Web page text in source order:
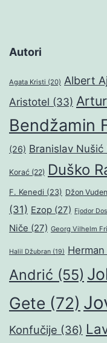
Autori
Agata Kristi (20) Albert
Aristotel (33)
Bendžamin
(26) Branislav Nušić
Korać (22) Duško
F. Kenedi (23) Džon Vuden
(31) Ezop (27) Fjodor
Niče (27) Georg Vilhelm
Halil Džubran (19)
Andrić (55)
Gete (72)
Konfučije (36)